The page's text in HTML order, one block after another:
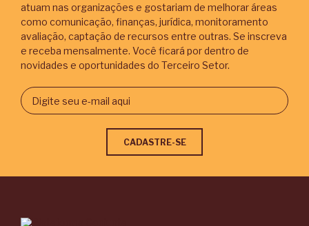
atuam nas organizações e gostariam de melhorar áreas
como comunicação, finanças, jurídica, monitoramento
avaliação, captação de recursos entre outras. Se inscreva
e receba mensalmente. Você ficará por dentro de
novidades e oportunidades do Terceiro Setor.